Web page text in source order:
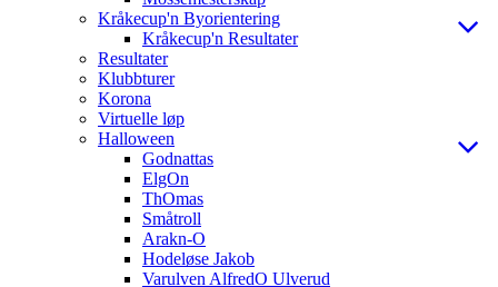
Kråkecup'n Byorientering
Kråkecup'n Resultater
Resultater
Klubbturer
Korona
Virtuelle løp
Halloween
Godnattas
ElgOn
ThOmas
Småtroll
Arakn-O
Hodeløse Jakob
Varulven AlfredO Ulverud